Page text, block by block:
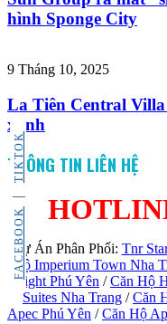
FACEBOOK
TIKTOK
hình Sponge City
9 Tháng 10, 2025
La Tiên Central
xanh
THÔNG TIN LIÊN HỆ
Dự Án Phân Phối: Tnr
Hộ Imperium Town Nha
Light Phú Yên /Căn Hộ
Suites Nha Trang /Căn
Apec Phú Yên /Căn Hộ